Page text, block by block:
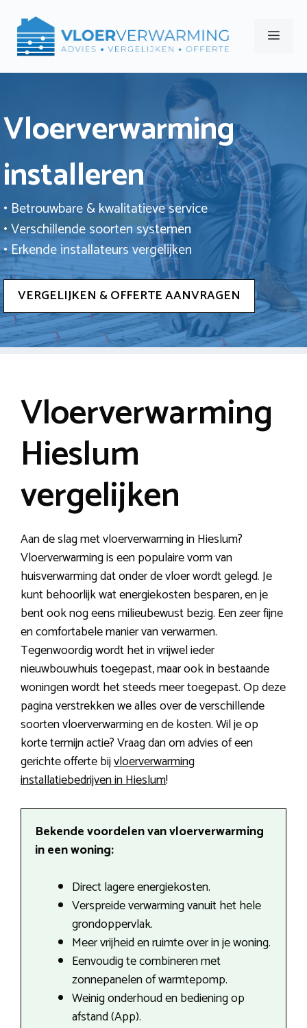
naar
Menu
Vloerverwarming
installeren
• Betrouwbare & kwalitatieve service
• Verschillende soorten systemen
• Erkende installateurs vergelijken
VERGELIJKEN & OFFERTE AANVRAGEN
Vloerverwarming
Hieslum
vergelijken
Aan de slag met vloerverwarming in Hieslum?
Vloerverwarming is een populaire vorm van
huisverwarming dat onder de vloer wordt gelegd. Je
kunt behoorlijk wat energiekosten besparen, en je
bent ook nog eens milieubewust bezig. Een zeer fijne
en comfortabele manier van verwarmen.
Tegenwoordig wordt het in vrijwel ieder
nieuwbouwhuis toegepast, maar ook in bestaande
woningen wordt het steeds meer toegepast. Op deze
pagina verstrekken we alles over de verschillende
soorten vloerverwarming en de kosten. Wil je op
korte termijn actie? Vraag dan om advies of een
gerichte offerte bijvloerverwarming
installatiebedrijven in Hieslum!
Bekende voordelen van vloerverwarming
in een woning:
Direct lagere energiekosten.
Verspreide verwarming vanuit het hele
grondoppervlak.
Meer vrijheid en ruimte over in je woning.
Eenvoudig te combineren met
zonnepanelen of warmtepomp.
Weinig onderhoud en bediening op
afstand (App).